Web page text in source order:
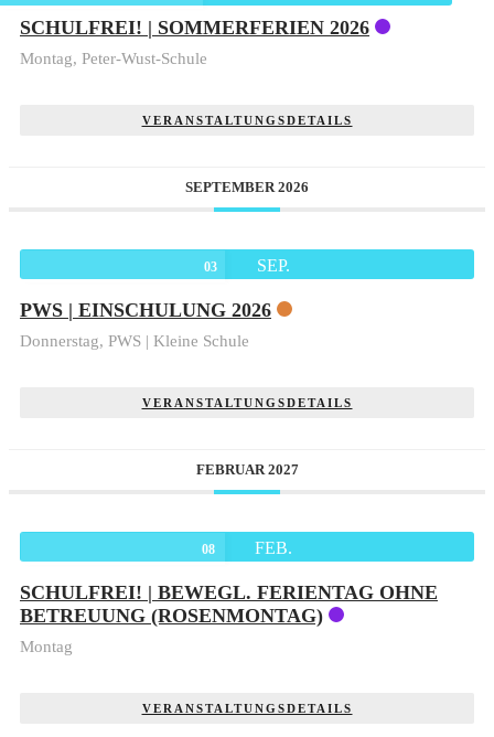
SCHULFREI! | SOMMERFERIEN 2026
Montag, Peter-Wust-Schule
VERANSTALTUNGSDETAILS
SEPTEMBER 2026
03 SEP.
PWS | EINSCHULUNG 2026
Donnerstag, PWS | Kleine Schule
VERANSTALTUNGSDETAILS
FEBRUAR 2027
08 FEB.
SCHULFREI! | BEWEGL. FERIENTAG OHNE
BETREUUNG (ROSENMONTAG)
Montag
VERANSTALTUNGSDETAILS